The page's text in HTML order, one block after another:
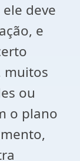
deve
e
muitos
ou
o plano